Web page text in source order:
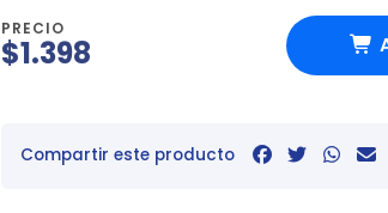
PRECIO
$1.398
Compartir este producto